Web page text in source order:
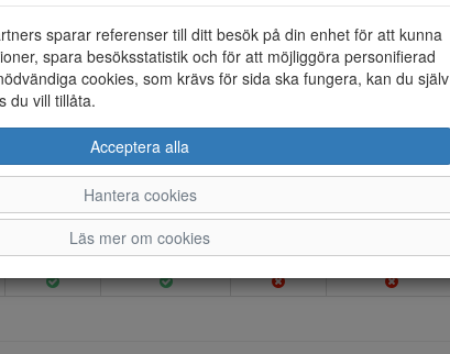
4 4,5 5 5,5
sparar referenser till ditt besök på din enhet för att kunna
spara besöksstatistik och för att möjliggöra personifierad
cookies, som krävs för sida ska fungera, kan du själv
du vill tillåta.
Acceptera alla
Hantera cookies
Läs mer om cookies